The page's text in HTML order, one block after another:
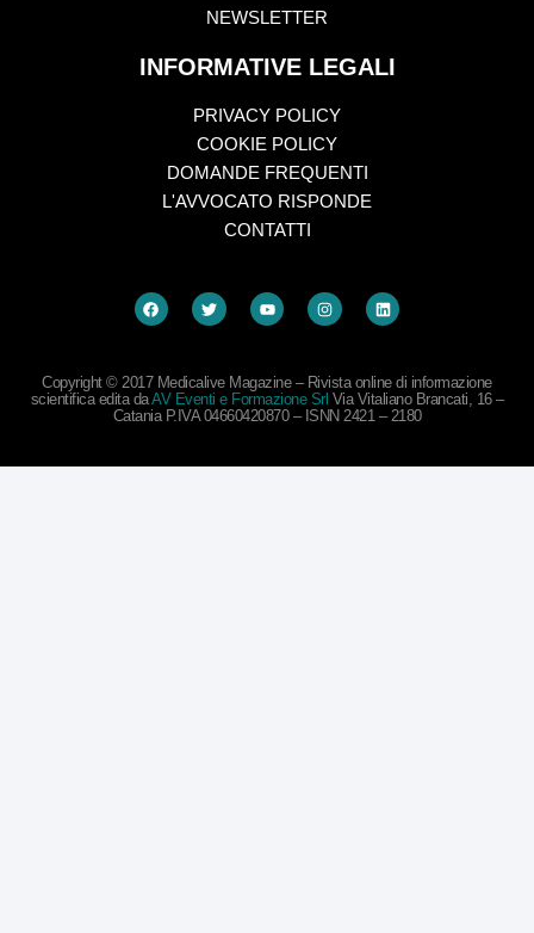
NEWSLETTER
INFORMATIVE LEGALI
PRIVACY POLICY
COOKIE POLICY
DOMANDE FREQUENTI
L'AVVOCATO RISPONDE
CONTATTI
Copyright © 2017 Medicalive Magazine – Rivista online di informazione
scientifica edita daAV Eventi e Formazione Srl Via Vitaliano Brancati, 16 –
Catania P.IVA 04660420870 – ISNN 2421 – 2180